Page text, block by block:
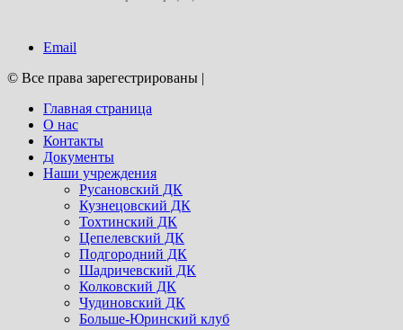
Email
© Все права зарегестрированы |
Главная страница
О нас
Контакты
Документы
Наши учреждения
Русановский ДК
Кузнецовский ДК
Тохтинский ДК
Цепелевский ДК
Подгородний ДК
Шадричевский ДК
Колковский ДК
Чудиновский ДК
Больше-Юринский клуб